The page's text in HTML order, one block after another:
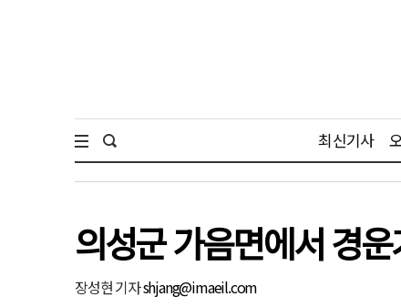
최신기사
의성군 가음면에서 경
장성현 기자shjang@imaeil.com